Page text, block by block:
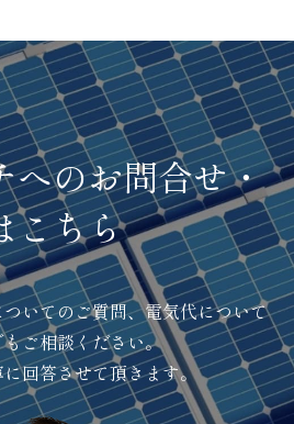
へのお問合せ・
こちら
いてのご質問、電気代について
ご相談ください。
回答させて頂きます。